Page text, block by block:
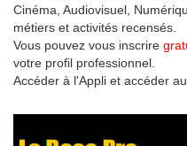
Cinéma, Audiovisuel,
métiers et activités recensés.
Vous pouvez vous inscrire
votre profil professionnel.
Accéder à l'Appli et accéder